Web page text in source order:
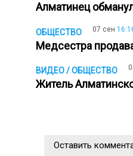
Алматинец
ОБЩЕСТВО 07 сен
Медсестра
ВИДЕО / ОБЩЕСТВО
Житель
Оставить